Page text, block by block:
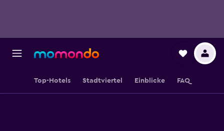
Top-Hotels Stadtviertel Einblicke FAQ